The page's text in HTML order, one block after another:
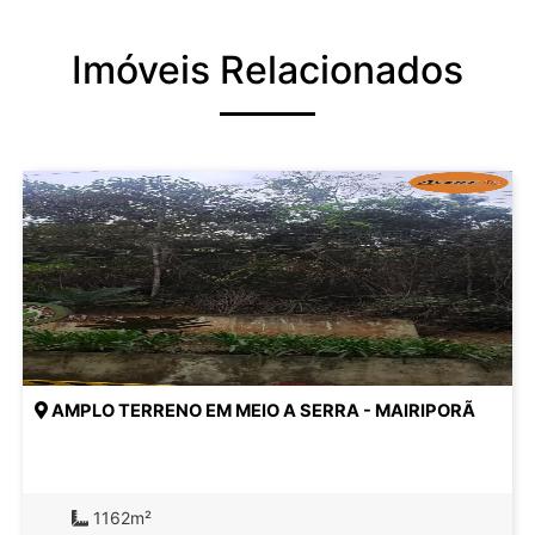
Imóveis Relacionados
AMPLO TERRENO EM MEIO A SERRA - MAIRIPORÃ
1162m²